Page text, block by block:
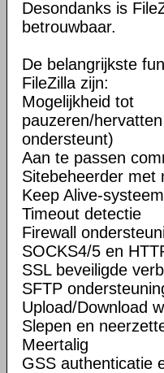
Desondanks is
betrouwbaar.
De belangrijkste
FileZilla zijn:
Mogelijkheid tot
pauzeren/
ondersteunt)
Aan te passen
Sitebeheerder met
Keep Alive-systeem
Timeout detectie
Firewall
SOCKS4/5 en
SSL beveiligde
SFTP
Upload/Download
Slepen en
Meertalig
GSS authenticatie